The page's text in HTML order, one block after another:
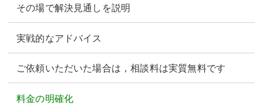
その場で解決見通しを説明
実戦的なアドバイス
ご依頼いただいた場合は，相談料は実質無料です
料金の明確化